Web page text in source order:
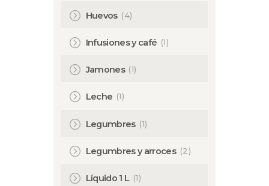
Huevos (4)
Infusiones y café (1)
Jamones (1)
Leche (1)
Legumbres (1)
Legumbres y arroces (2)
Líquido 1 L (1)